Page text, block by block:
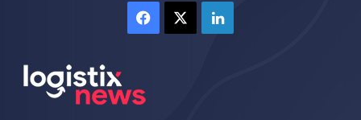
Facebook LinkedIn